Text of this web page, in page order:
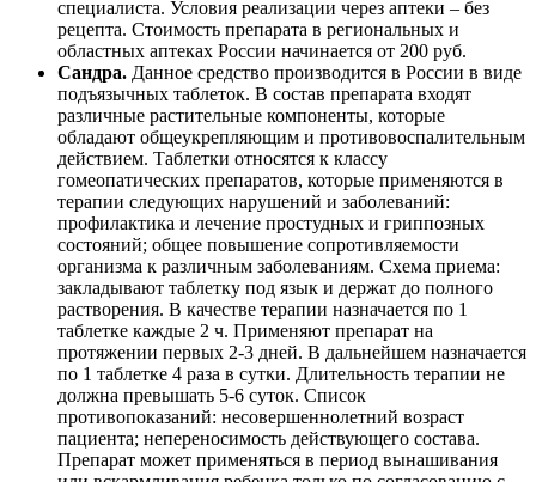
специалиста. Условия реализации через аптеки – без
рецепта. Стоимость препарата в региональных и
областных аптеках России начинается от 200 руб.
Сандра. Данное средство производится в России в виде
подъязычных таблеток. В состав препарата входят
различные растительные компоненты, которые
обладают общеукрепляющим и противовоспалительным
действием. Таблетки относятся к классу
гомеопатических препаратов, которые применяются в
терапии следующих нарушений и заболеваний:
профилактика и лечение простудных и гриппозных
состояний; общее повышение сопротивляемости
организма к различным заболеваниям. Схема приема:
закладывают таблетку под язык и держат до полного
растворения. В качестве терапии назначается по 1
таблетке каждые 2 ч. Применяют препарат на
протяжении первых 2-3 дней. В дальнейшем назначается
по 1 таблетке 4 раза в сутки. Длительность терапии не
должна превышать 5-6 суток. Список
противопоказаний: несовершеннолетний возраст
пациента; непереносимость действующего состава.
Препарат может применяться в период вынашивания